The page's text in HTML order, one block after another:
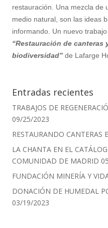
restauración. Una mezcla de
medio natural, son las ideas
informando. Un nuevo
“Restauración de canteras
biodiversidad” de Lafarge
Entradas recientes
TRABAJOS DE
09/25/2023
RESTAURANDO CANTERAS
LA CHANTA EN EL
COMUNIDAD DE MADRID
FUNDACIÓN MINERÍA Y
DONACIÓN DE HUMEDAL
03/19/2023